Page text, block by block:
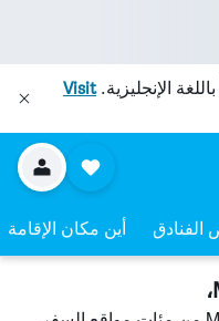
الإنجليزية.Visit
أين مكان الإقامة